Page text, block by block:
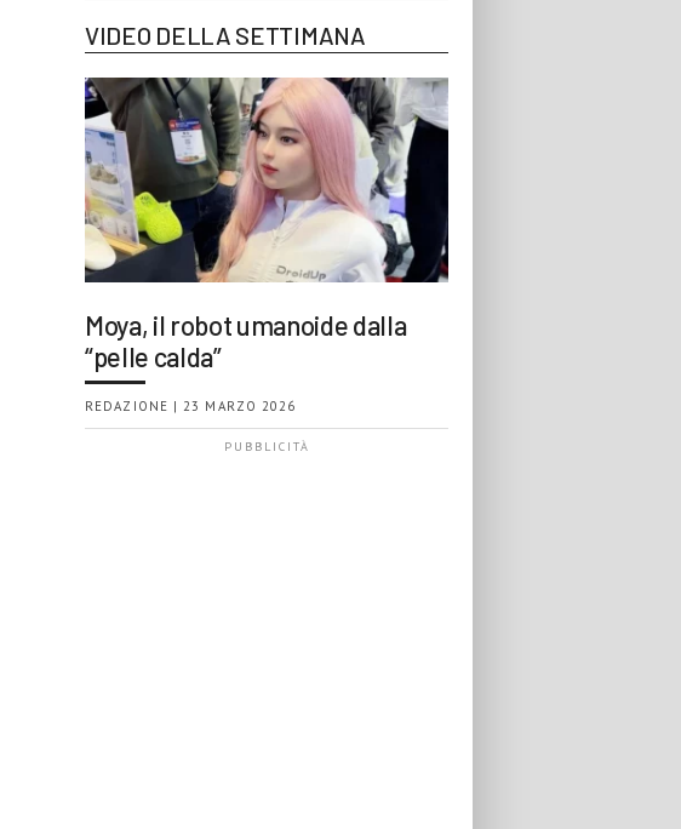
VIDEO DELLA SETTIMANA
Moya, il robot umanoide dalla
“pelle calda”
REDAZIONE | 23 MARZO 2026